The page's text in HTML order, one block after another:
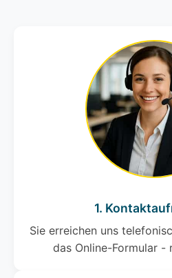
1.
Sie erreichen uns
das Online-Formular -